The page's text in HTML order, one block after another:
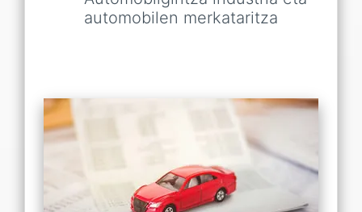
automobilen merkataritza